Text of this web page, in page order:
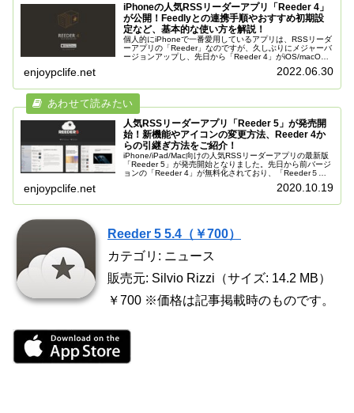
iPhoneの人気RSSリーダーアプリ「Reeder 4」
が公開！Feedlyとの連携手順やおすすめ初期設
定など、基本的な使い方を解説！
個人的にiPhoneで一番愛用しているアプリは、RSSリーダ
ーアプリの「Reeder」なのですが、久しぶりにメジャーバ
ージョンアップし、先日から「Reeder 4」がiOS/macOS
enjoypclife.net 2022.06.30
人気RSSリーダーアプリ「Reeder 5」が発売開
始！新機能やアイコンの変更方法、Reeder 4か
らの引継ぎ方法をご紹介！
iPhone/iPad/Mac向けの人気RSSリーダーアプリの最新版
「Reeder 5」が発売開始となりました。先日から前バージ
ョンの「Reeder 4」が無料化されており、「Reeder５」
enjoypclife.net 2020.10.19
Reeder 5 5.4（￥700）
カテゴリ: ニュース
販売元: Silvio Rizzi（サイズ: 14.2 MB）
￥700 ※価格は記事掲載時のものです。